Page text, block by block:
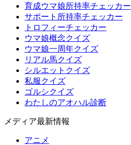
育成ウマ娘所持率チェッカー
サポート所持率チェッカー
トロフィーチェッカー
ウマ娘概念クイズ
ウマ娘一周年クイズ
リアル馬クイズ
シルエットクイズ
私服クイズ
ゴルシクイズ
わたしのアオハル診断
メディア最新情報
アニメ